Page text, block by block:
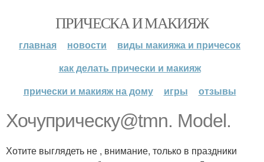
ПРИЧЕСКА И МАКИЯЖ
главная новости
виды макияжа и причесок
как делать прически и макияж
прически и макияж на дому
игры отзывы
Хочуприческу@tmn. Model.
Хотите выглядеть не , внимание, только в праздники